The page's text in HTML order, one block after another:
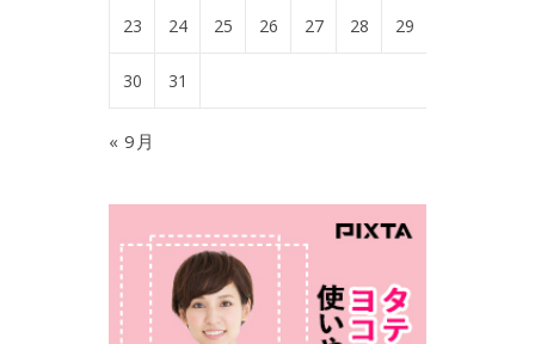
23 24 25 26 27 28 29
30 31
« 9月